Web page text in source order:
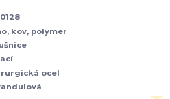
kov, polymer
ocel